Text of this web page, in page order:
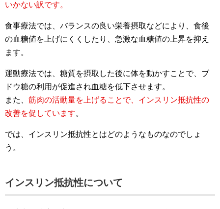
いかない訳です。
食事療法では、バランスの良い栄養摂取などにより、食後
の血糖値を上げにくくしたり、急激な血糖値の上昇を抑え
ます。
運動療法では、糖質を摂取した後に体を動かすことで、ブ
ドウ糖の利用が促進され血糖を低下させます。
また、 筋肉の活動量を上げることで、インスリン抵抗性の
改善を促しています。
では、インスリン抵抗性とはどのようなものなのでしょ
う。
インスリン抵抗性について